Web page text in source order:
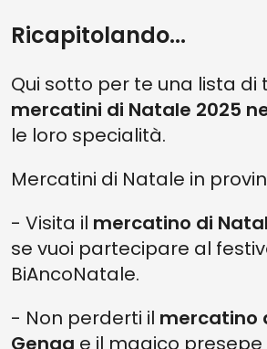
Ricapitolando...
Qui sotto per te una lista di
mercatini di Natale 2025
le loro specialità.
Mercatini di Natale in
- Visita il mercatino di
se vuoi partecipare al
BiAncoNatale.
- Non perderti il mercatino
Genga e il magico